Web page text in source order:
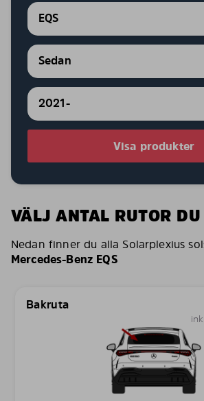
EQS
Sedan
2021-
Visa produkter
VÄLJ ANTAL RUTOR
Nedan finner du alla Solarplexius
Mercedes-Benz EQS
Bakruta